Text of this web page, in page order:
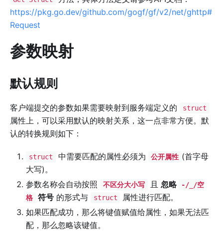
https://pkg.go.dev/github.com/gogf/gf/v2/net/ghttp#
Request
参数映射
默认规则
客户端提交的参数如果需要映射到服务端定义的 struct
属性上，可以采用默认的映射关系，这一点非常方便。默
认的转换规则如下：
struct 中需要匹配的属性必须为 公开属性 (首字母
大写)。
参数名称会自动按照
不区分大小写 且 忽略
-/_/空
格
符号的形式与 struct
属性进行匹配。
如果匹配成功，那么将键值赋值给属性，如果无法匹
配，那么忽略该键值。